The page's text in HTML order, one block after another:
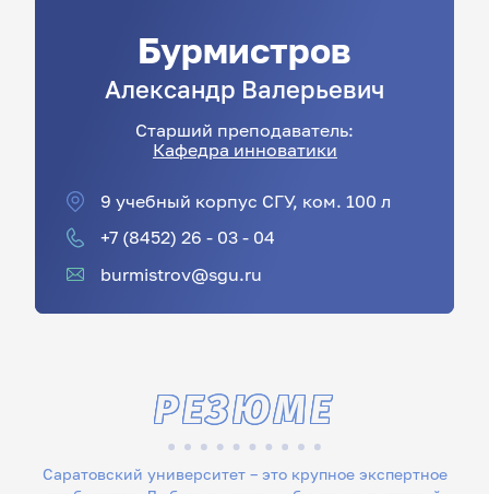
Бурмистров
Александр Валерьевич
Старший преподаватель:
Кафедра инноватики
9 учебный корпус СГУ, ком. 100 л
+7 (8452) 26 - 03 - 04
burmistrov@sgu.ru
Саратовский университет – это крупное экспертное
РЕЗЮМЕ